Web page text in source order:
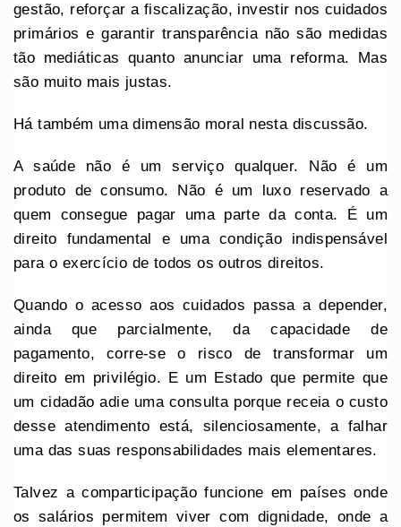
gestão, reforçar a fiscalização, investir nos cuidados
primários e garantir transparência não são medidas
tão mediáticas quanto anunciar uma reforma. Mas
são muito mais justas.
Há também uma dimensão moral nesta discussão.
A saúde não é um serviço qualquer. Não é um
produto de consumo. Não é um luxo reservado a
quem consegue pagar uma parte da conta. É um
direito fundamental e uma condição indispensável
para o exercício de todos os outros direitos.
Quando o acesso aos cuidados passa a depender,
ainda que parcialmente, da capacidade de
pagamento, corre-se o risco de transformar um
direito em privilégio. E um Estado que permite que
um cidadão adie uma consulta porque receia o custo
desse atendimento está, silenciosamente, a falhar
uma das suas responsabilidades mais elementares.
Talvez a comparticipação funcione em países onde
os salários permitem viver com dignidade, onde a